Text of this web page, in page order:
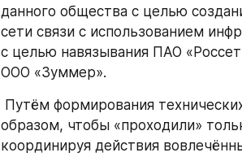
данного общества с целью
сети связи с использованием
с целью навязывания ПАО
ООО «Зуммер».
образом, чтобы «проходили»
координируя действия